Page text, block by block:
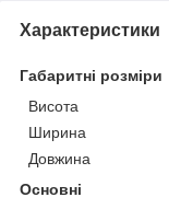
Характеристики
Габаритні розміри
Висота
Ширина
Довжина
Основні